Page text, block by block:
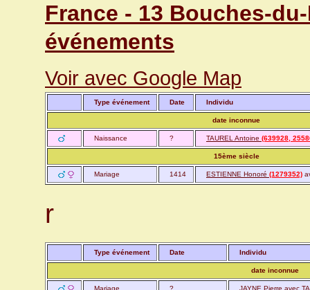
France - 13 Bouches-
événements
Voir avec Google Map
Type événement Date Individu
date inconnue
Naissance ? TAUREL Antoine (639928,
15ème siècle
Mariage 1414 ESTIENNE Honoré (1279352)
r
Type événement Date Individu
date inconnue